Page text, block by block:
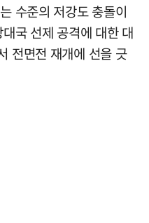
수준의 저강도 충돌이
국 선제 공격에 대한 대
전면전 재개에 선을 긋